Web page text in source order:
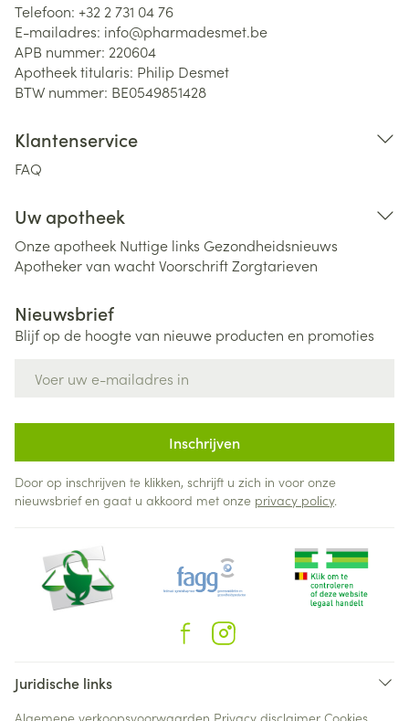
Telefoon: +32 2 731 04 76
E-mailadres: info@pharmadesmet.be
APB nummer: 220604
Apotheek titularis: Philip Desmet
BTW nummer: BE0549851428
Klantenservice
FAQ
Uw apotheek
Onze apotheek Nuttige links Gezondheidsnieuws
Apotheker van wachtVoorschriftZorgtarieven
Nieuwsbrief
Blijf op de hoogte van nieuwe producten en promoties
Inschrijven
Door op inschrijven te klikken, schrijft u zich in voor onze
nieuwsbrief en gaat u akkoord met onze privacy policy.
Juridische links
Algemene verkoopsvoorwaarden Privacy disclaimer Cookies